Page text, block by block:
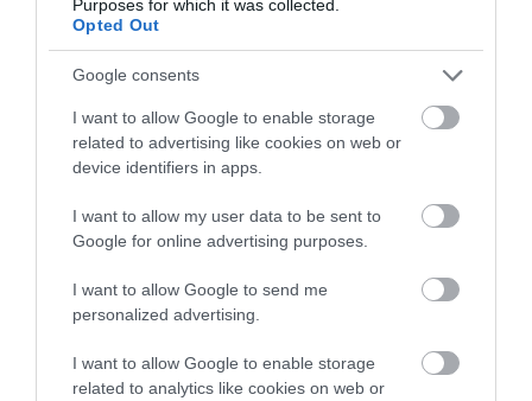
Purposes for which it was collected.
Opted Out
Google consents
I want to allow Google to enable storage
related to advertising like cookies on web or
device identifiers in apps.
I want to allow my user data to be sent to
Google for online advertising purposes.
I want to allow Google to send me
personalized advertising.
I want to allow Google to enable storage
related to analytics like cookies on web or
PRONEWS.GR /ΤΗΛΕΟΡΑΣΗ
Γ.Αρναούτογλου: «Έχω να κοιμηθώ
καλά πέντε χρόνια – Χρησιμοποιώ
οξυγόνο που δεν είναι εύκολο»
15.04.2025 | 08:58